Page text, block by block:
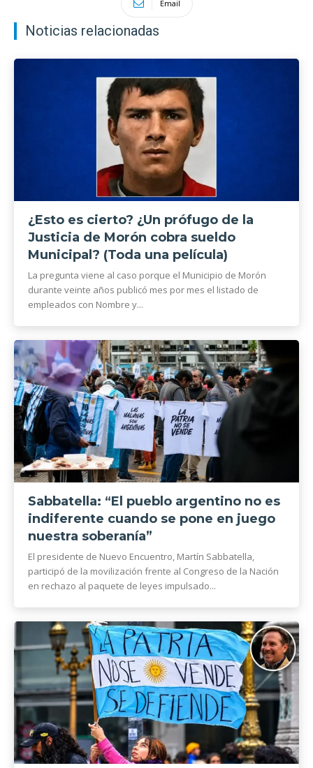
Email
Noticias relacionadas
¿Esto es cierto? ¿Un prófugo de la
Justicia de Morón cobra sueldo
Municipal? (Toda una película)
La pregunta viene al caso porque el Municipio de Morón
durante veinte años publicó mes por mes el listado de
empleados con Nombre y...
Sabbatella: “El pueblo argentino no es
indiferente cuando se pone en juego
nuestra soberanía”
El presidente de Nuevo Encuentro, Martín Sabbatella,
participó de la movilización frente al Congreso de la Nación
en rechazo al paquete de leyes impulsado...